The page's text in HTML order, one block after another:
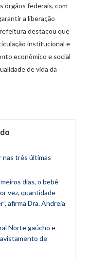
órgãos federais, com
a liberação
destacou que
institucional e
econômico e social
de vida da
nas três últimas
dias, o bebê
vez, quantidade
afirma Dra. Andreia
Norte gaúcho e
de